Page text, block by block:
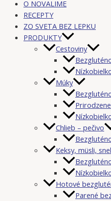
O NOVALIME
RECEPTY
ZO SVETA BEZ LEPKU
PRODUKTY
Cestoviny
Múky
Chlieb – pečivo
Keksy, müsli,
Hotové
Parené